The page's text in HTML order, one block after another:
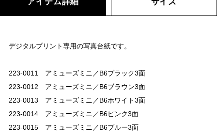
デジタルプリント専用の写真台紙です。
223-0011 アミューズミニ／B6ブラック3面
223-0012 アミューズミニ／B6ブラウン3面
223-0013 アミューズミニ／B6ホワイト3面
223-0014 アミューズミニ／B6ピンク3面
223-0015 アミューズミニ／B6ブルー3面